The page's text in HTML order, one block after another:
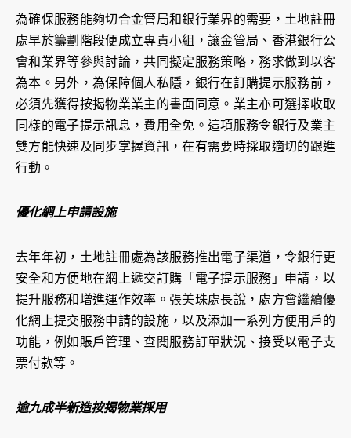
為確保服務能夠切合金管局和銀行業界的需要，土地註冊
處早於籌劃階段便成立專責小組，讓金管局、香港銀行公
會和業界等參與討論，共同擬定服務策略，務求做到以客
為本。另外，為保障個人私隱，銀行在訂購提示服務前，
必須先獲得按揭物業業主的書面同意。業主亦可選擇收取
同樣的電子提示訊息，費用全免。這項服務令銀行及業主
雙方能快速及同步掌握資訊，在有需要時採取適切的跟進
行動。
優化網上申請設施
去年年初，土地註冊處為該服務推出電子渠道，令銀行更
安全和方便地在網上遞交訂購「電子提示服務」申請，以
提升服務和增進運作效率。張美珠處長說，處方會繼續優
化網上提交服務申請的設施，以及添加一系列方便用戶的
功能，例如賬戶管理、查閱服務訂單狀況、接受以電子支
票付款等。
逾九成半新造按揭物業採用